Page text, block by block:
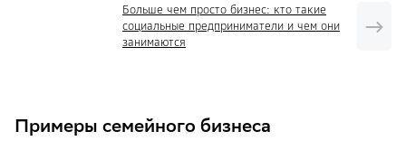
Больше чем просто бизнес: кто такие
социальные предприниматели и чем они
занимаются
Примеры семейного бизнеса